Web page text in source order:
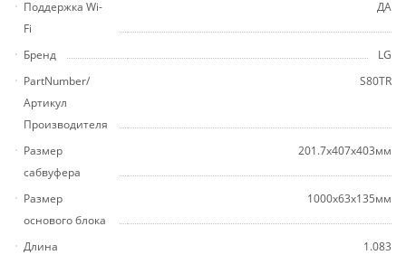
Поддержка Wi-
Fi
ДА
Бренд
LG
PartNumber/
Артикул
Производителя
S80TR
Размер
сабвуфера
201.7x407x403мм
Размер
основого блока
1000x63x135мм
Длина
1.083